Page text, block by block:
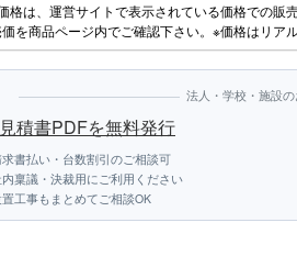
格は、運営サイトで表示されている価格での販売
を商品ページ内でご確認下さい。※価格はリア
法人・学校・施設
積書PDFを無料発行
書払い・台数割引のご相談可
稟議・決裁用にご利用ください
工事もまとめてご相談OK